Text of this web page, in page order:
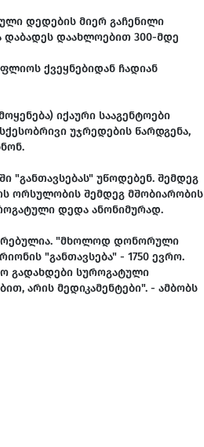
დედების მიერ გაჩენილი
დაბადეს დაახლოებით 300-მდე
ქვეყნებიდან ჩადიან
იქაური სააგენტოები
უჯრედების წარდგენა,
"განთავსებას" უწოდებენ. შემდეგ
ორსულობის შემდეგ მშობიარობის
დედა ანონიმურად.
"მხოლოდ დონორული
"განთავსება" - 1750 ევრო.
გადახდები სუროგატული
არის მედიკამენტები". - ამბობს